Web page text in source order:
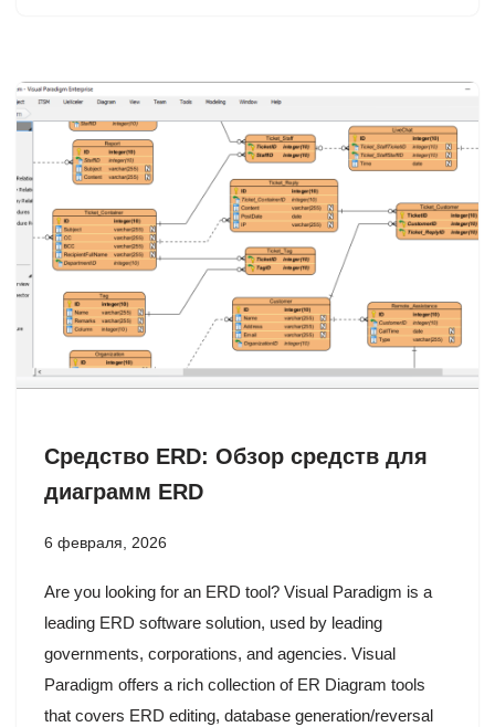
Средство ERD: Обзор средств для
диаграмм ERD
6 февраля, 2026
Are you looking for an ERD tool? Visual Paradigm is a
leading ERD software solution, used by leading
governments, corporations, and agencies. Visual
Paradigm offers a rich collection of ER Diagram tools
that covers ERD editing, database generation/reversal